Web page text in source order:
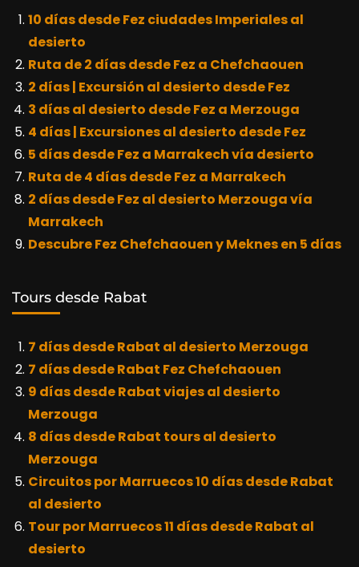
10 días desde Fez ciudades Imperiales al
desierto
Ruta de 2 días desde Fez a Chefchaouen
2 días | Excursión al desierto desde Fez
3 días al desierto desde Fez a Merzouga
4 días | Excursiones al desierto desde Fez
5 días desde Fez a Marrakech vía desierto
Ruta de 4 días desde Fez a Marrakech
2 días desde Fez al desierto Merzouga vía
Marrakech
Descubre Fez Chefchaouen y Meknes en 5 días
Tours desde Rabat
7 días desde Rabat al desierto Merzouga
7 días desde Rabat Fez Chefchaouen
9 días desde Rabat viajes al desierto
Merzouga
8 días desde Rabat tours al desierto
Merzouga
Circuitos por Marruecos 10 días desde Rabat
al desierto
Tour por Marruecos 11 días desde Rabat al
desierto